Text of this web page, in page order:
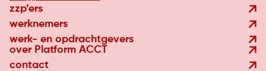
zzp’ers
werknemers
werk- en opdrachtgevers
over Platform ACCT
contact